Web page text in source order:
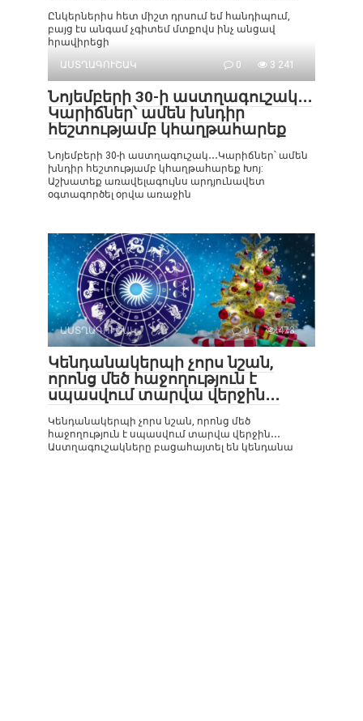
Ընկերներիս հետ միշտ դրսում եմ հանդիպում,
բայց էս անգամ չգիտեմ մտքովս ինչ անցավ
հրավիրեցի
ԱՍՏՂԱԳՈՒՇԱԿ
0 3 241
Նոյեմբերի 30-ի աստղագուշակ․․․
Կարիճներ՝ ամեն խնդիր
հեշտությամբ կհաղթահարեք
Նոյեմբերի 30-ի աստղագուշակ․․․Կարիճներ՝ ամեն
խնդիր հեշտությամբ կհաղթահարեք Խոյ:
Աշխատեք առավելագույնս արդյունավետ
օգտագործել օրվա առաջին
ԱՍՏՂԱԳՈՒՇԱԿ 0 473
Կենդանակերպի չորս նշան,
որոնց մեծ հաջողություն է
սպասվում տարվա վերջին․․․
Կենդանակերպի չորս նշան, որոնց մեծ
հաջողություն է սպասվում տարվա վերջին․․․
Աստղագուշակները բացահայտել են կենդանա